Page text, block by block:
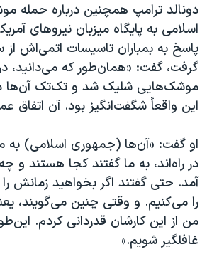
دونالد ترامپ همچنین درباره حمله
اسلامی به پایگاه میزبان نیروهای
پاسخ به بمباران تاسیسات اتمی‌اش
گرفت، گفت: «همان‌طور که می‌دانید،
موشک‌هایی شلیک شد و تک‌تک آن‌ها
این واقعاً شگفت‌انگیز بود. آن اتفاق
او گفت: «آن‌ها (جمهوری اسلامی) به
در راه‌اند، به ما گفتند کجا هستند و
آمد. حتی گفتند اگر بخواهید زمانش
را می‌کنیم. و وقتی چنین می‌گویند،
من از این کارشان قدردانی کردم.
غافلگیر شویم.»